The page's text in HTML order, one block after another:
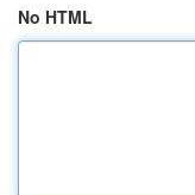
No HTML